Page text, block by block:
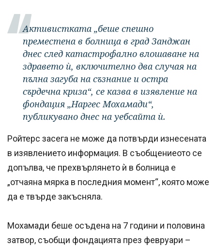
Активистката „беше спешно
преместена в болница в град Занджан
днес след катастрофално влошаване на
здравето ѝ, включително два случая на
пълна загуба на съзнание и остра
сърдечна криза“, се казва в изявление на
фондация „Наргес Мохамади“,
публикувано днес на уебсайта ѝ.
Ройтерс засега не може да потвърди изнесената
в изявлението информация. В съобщениеото се
допълва, че прехвърлянето ѝ в болница е
„отчаяна мярка в последния момент“, която може
да е твърде закъсняла.
Мохамади беше осъдена на 7 години и половина
затвор, съобщи фондацията през февруари –